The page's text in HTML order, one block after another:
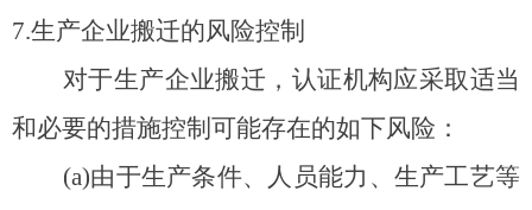
7.生产企业搬迁的风险控制
对于生产企业搬迁，认证机构应采取适当
和必要的措施控制可能存在的如下风险：
(a)由于生产条件、人员能力、生产工艺等